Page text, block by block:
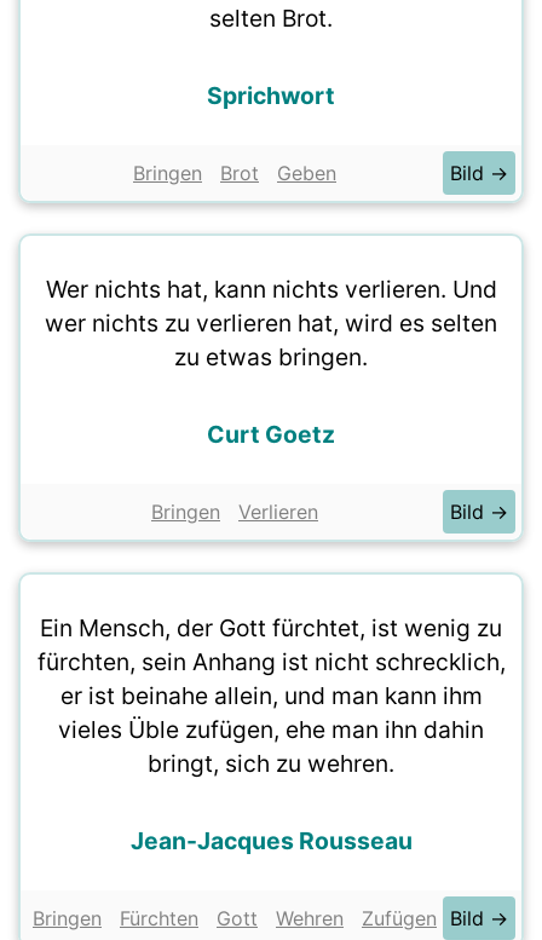
selten Brot.
Sprichwort
Bringen Brot Geben Bild →
Wer nichts hat, kann nichts verlieren. Und
wer nichts zu verlieren hat, wird es selten
zu etwas bringen.
Curt Goetz
Bringen Verlieren Bild →
Ein Mensch, der Gott fürchtet, ist wenig zu
fürchten, sein Anhang ist nicht schrecklich,
er ist beinahe allein, und man kann ihm
vieles Üble zufügen, ehe man ihn dahin
bringt, sich zu wehren.
Jean-Jacques Rousseau
Bringen Fürchten Gott Wehren Zufügen Bild →